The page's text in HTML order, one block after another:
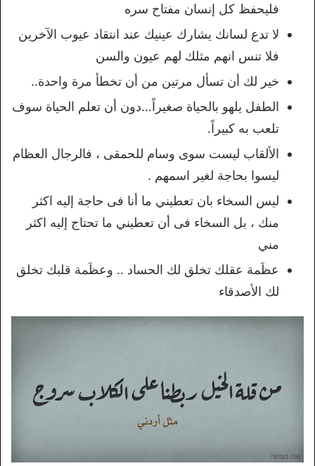
فليحفظ كل إنسان مفتاح سره
لا تدع لسانك يشارك عينيك عند انتقاد عيوب الآخرين
فلا تنس انهم مثلك لهم عيون والسن
خير لك أن تسأل مرتين من أن تخطأ مرة واحدة..
الطفل يلهو بالحياة صغيراً…دون أن تعلم الحياة سوف
تلعب به كبيراً.
الألقاب ليست سوى وسام للحمقى ، فالرجال العظام
ليسوا بحاجة لغير اسمهم .
ليس السخاء بان تعطيني ما أنا فى حاجة إليه اكثر
منك ، بل السخاء فى أن تعطيني ما تحتاج إليه اكثر
مني
عظَمة عقلك تخلق لك الحساد .. وعظَمة قلبك تخلق
لك الأصدقاء